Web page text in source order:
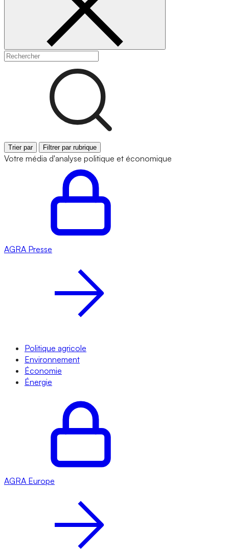
Trier par Filtrer par rubrique
Votre média d'analyse politique et économique
AGRA Presse
Politique agricole
Environnement
Économie
Énergie
AGRA Europe